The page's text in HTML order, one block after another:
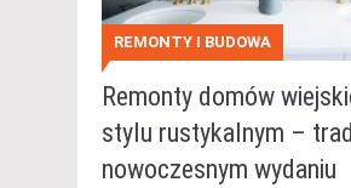
REMONTY I BUDOWA
Remonty domów
stylu rustykalnym –
nowoczesnym wydaniu